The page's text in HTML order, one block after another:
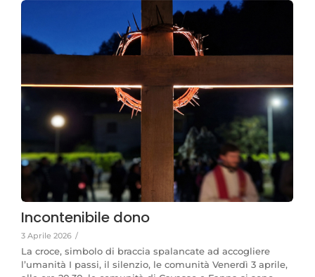
Incontenibile dono
3 Aprile 2026 /
La croce, simbolo di braccia spalancate ad accogliere
l’umanità I passi, il silenzio, le comunità Venerdì 3 aprile,